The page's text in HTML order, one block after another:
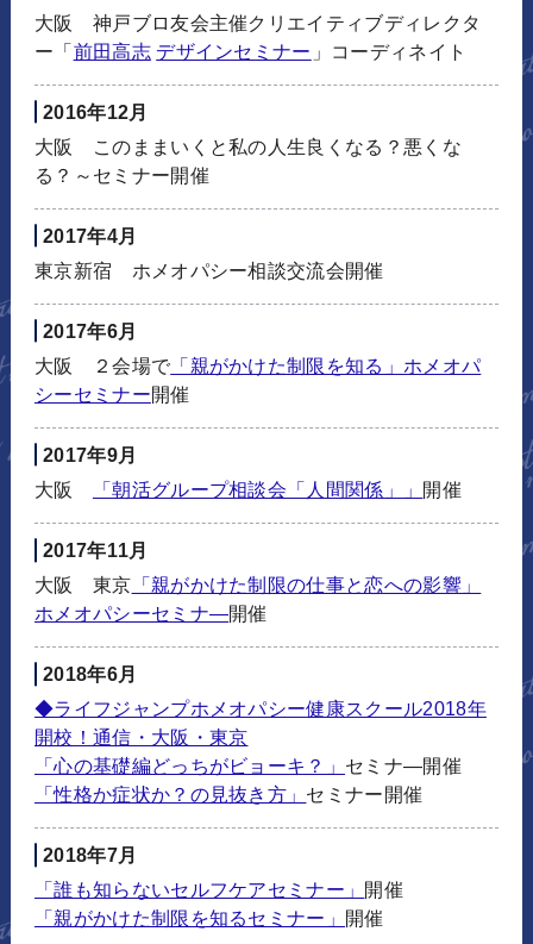
大阪 神戸ブロ友会主催クリエイティブディレクタ
ー「前田高志 デザインセミナー 」コーディネイト
2016年12月
大阪 このままいくと私の人生良くなる？悪くな
る？～セミナー開催
2017年4月
東京新宿 ホメオパシー相談交流会開催
2017年6月
大阪 ２会場で 「親がかけた制限を知る」ホメオパ
シーセミナー開催
2017年9月
大阪
「朝活グループ相談会「人間関係」」 開催
2017年11月
大阪 東京 「親がかけた制限の仕事と恋への影響」
ホメオパシーセミナ―開催
2018年6月
◆ライフジャンプホメオパシー健康スクール2018年
開校！通信・大阪・東京
「心の基礎編どっちがビョーキ？」 セミナ―開催
「性格か症状か？の見抜き方」 セミナー開催
2018年7月
「誰も知らないセルフケアセミナー」 開催
「親がかけた制限を知るセミナー」
開催